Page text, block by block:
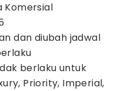
Komersial
dan diubah jadwal
berlaku untuk
Priority, Imperial,